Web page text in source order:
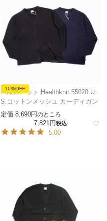
10%OFF
ヘルスニット Healthknit 55020 U.
S.コットンメッシュ カーディガン
定価 8,690 のところ
7,821 税込
5.00